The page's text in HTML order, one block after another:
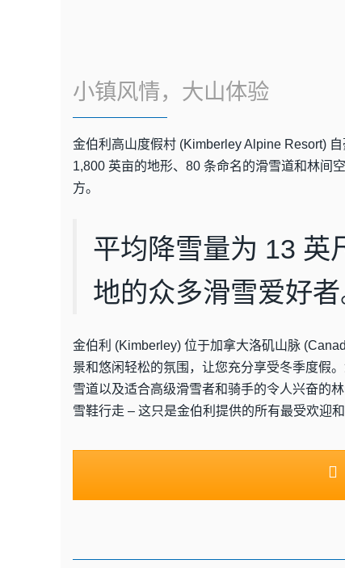
小镇风情，大山体验
金伯利高山度假村 (Kimberley Alpine Resort)
1,800 英亩的地形、80 条命名的滑雪道和林间
方。
平均降雪量为 13 英
地的众多滑雪爱好者
金伯利 (Kimberley) 位于加拿大洛矶山脉
景和悠闲轻松的氛围，让您充分享受冬季度假
雪道以及适合高级滑雪者和骑手的令人兴奋的
雪鞋行走 – 这只是金伯利提供的所有最受欢迎